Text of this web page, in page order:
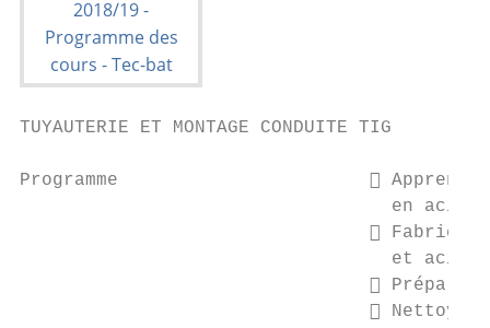
TUYAUTERIE ET MONTAGE CONDUITE TIG
Programme                       
en acier

et

